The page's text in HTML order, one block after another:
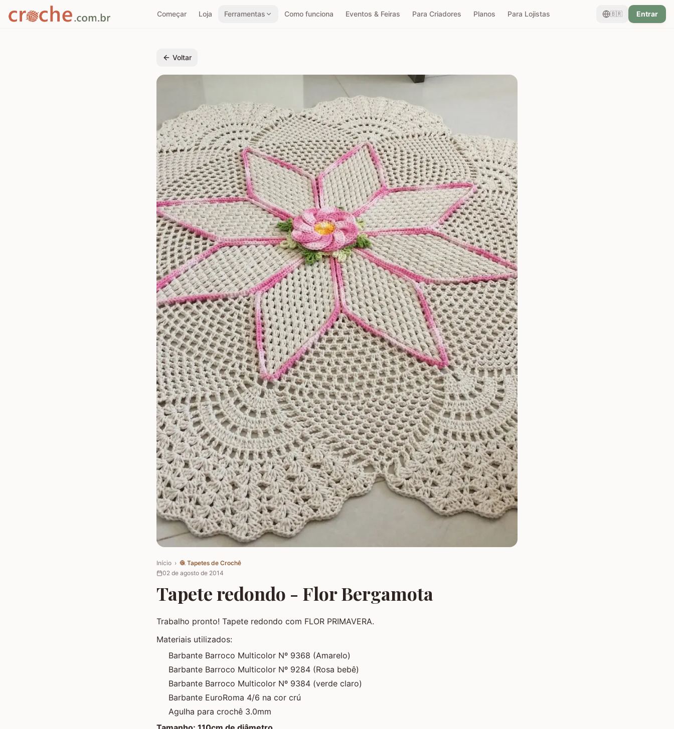
Começar Loja Ferramentas Como funciona Eventos & Feiras Para Criadores Planos Para Lojistas 🇧🇷 Entrar
Voltar
Início › 🧶 Tapetes de Crochê
02 de agosto de 2014
Tapete redondo - Flor Bergamota
Trabalho pronto! Tapete redondo com FLOR PRIMAVERA.
Materiais utilizados:
Barbante Barroco Multicolor Nº 9368 (Amarelo)
Barbante Barroco Multicolor Nº 9284 (Rosa bebê)
Barbante Barroco Multicolor Nº 9384 (verde claro)
Barbante EuroRoma 4/6 na cor crú
Agulha para crochê 3.0mm